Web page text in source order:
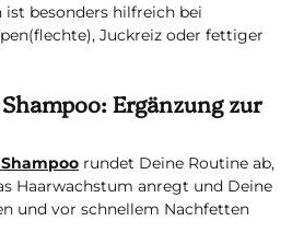
ist besonders hilfreich bei
Juckreiz oder fettiger
Ergänzung zur
rundet Deine Routine ab,
Haarwachstum anregt und Deine
und vor schnellem Nachfetten